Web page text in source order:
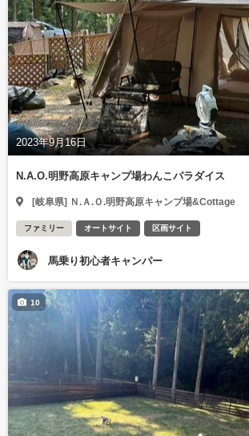
2023年9月16日
N.A.O.明野高原キャンプ場わんこパラダイス
[岐阜県] Ｎ.Ａ.Ｏ.明野高原キャンプ場&Cottage
ファミリー オートサイト 区画サイト
馬乗り初心者キャンパー
10